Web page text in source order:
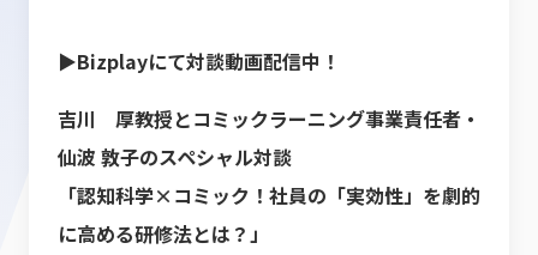
▶Bizplayにて対談動画配信中！
吉川 厚教授とコミックラーニング事業責任者・
仙波 敦子のスペシャル対談
「認知科学×コミック！社員の「実効性」を劇的
に高める研修法とは？」